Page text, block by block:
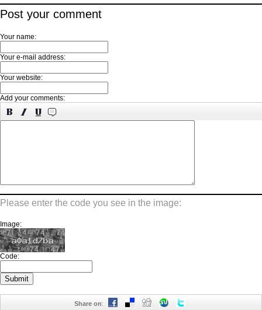
Post your comment
Your name:
Your e-mail address:
Your website:
Add your comments:
Please enter the code you see in the image:
Image:
Code:
Share on: